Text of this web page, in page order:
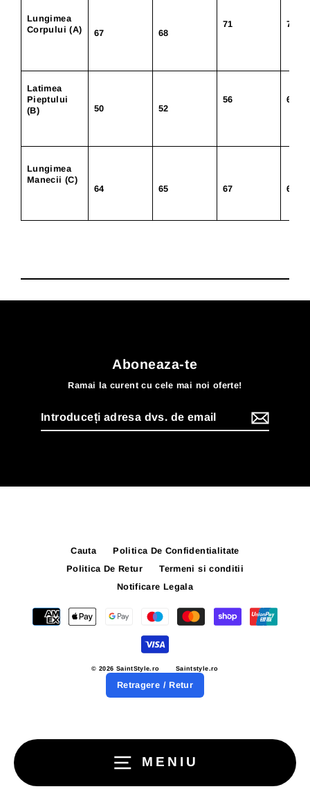
MENIU
Lungimea
Corpului (A)
67 68
71 74
Latimea
Pieptului
(B)
50 52
56 60
Lungimea
Manecii (C)
64
65 67 68
Aboneaza-te
Ramai la curent cu cele mai noi oferte!
adresa
Cauta
Politica De Confidentialitate
Politica De Retur
Termeni si conditii
Notificare Legala
© 2026 SaintStyle.ro Saintstyle.ro
Retragere / Retur